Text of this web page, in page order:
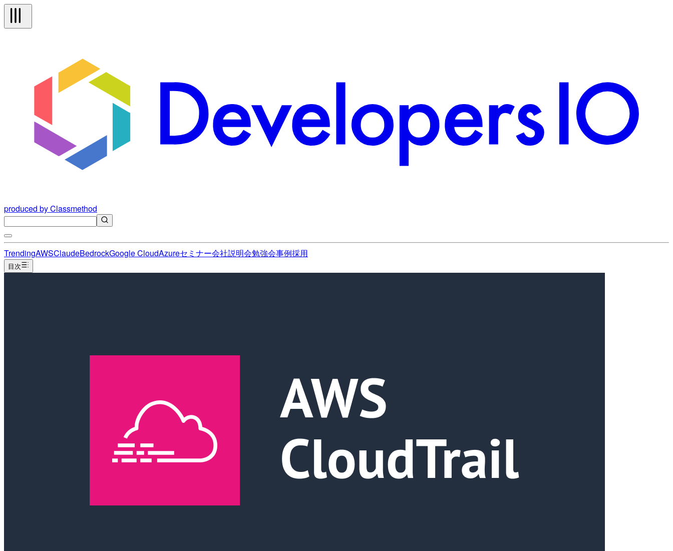
produced by Classmethod
TrendingAWSClaudeBedrockGoogle CloudAzureセミナー会社説明会勉強会事例採用
目次